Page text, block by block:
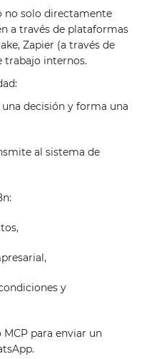
no solo directamente
a través de plataformas
Zapier (a través de
trabajo internos.
decisión y forma una
al sistema de
y
para enviar un